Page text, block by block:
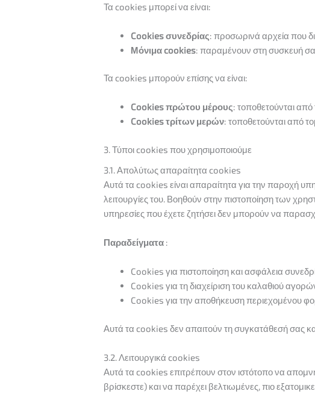
Τα cookies μπορεί να είναι:
Cookies συνεδρίας: προσωρινά αρχεία που
Μόνιμα cookies: παραμένουν στη συσκευή
Τα cookies μπορούν επίσης να είναι:
Cookies πρώτου μέρους: τοποθετούνται
Cookies τρίτων μερών: τοποθετούνται από
3. Τύποι cookies που χρησιμοποιούμε
3.1. Απολύτως απαραίτητα cookies
Αυτά τα cookies είναι απαραίτητα για την παροχή
λειτουργίες του. Βοηθούν στην πιστοποίηση των
υπηρεσίες που έχετε ζητήσει δεν μπορούν να
Παραδείγματα :
Cookies για πιστοποίηση και ασφάλεια
Cookies για τη διαχείριση του καλαθιού
Cookies για την αποθήκευση περιεχομένου
Αυτά τα cookies δεν απαιτούν τη συγκατάθεσή σας
3.2. Λειτουργικά cookies
Αυτά τα cookies επιτρέπουν στον ιστότοπο να
βρίσκεστε) και να παρέχει βελτιωμένες, πιο